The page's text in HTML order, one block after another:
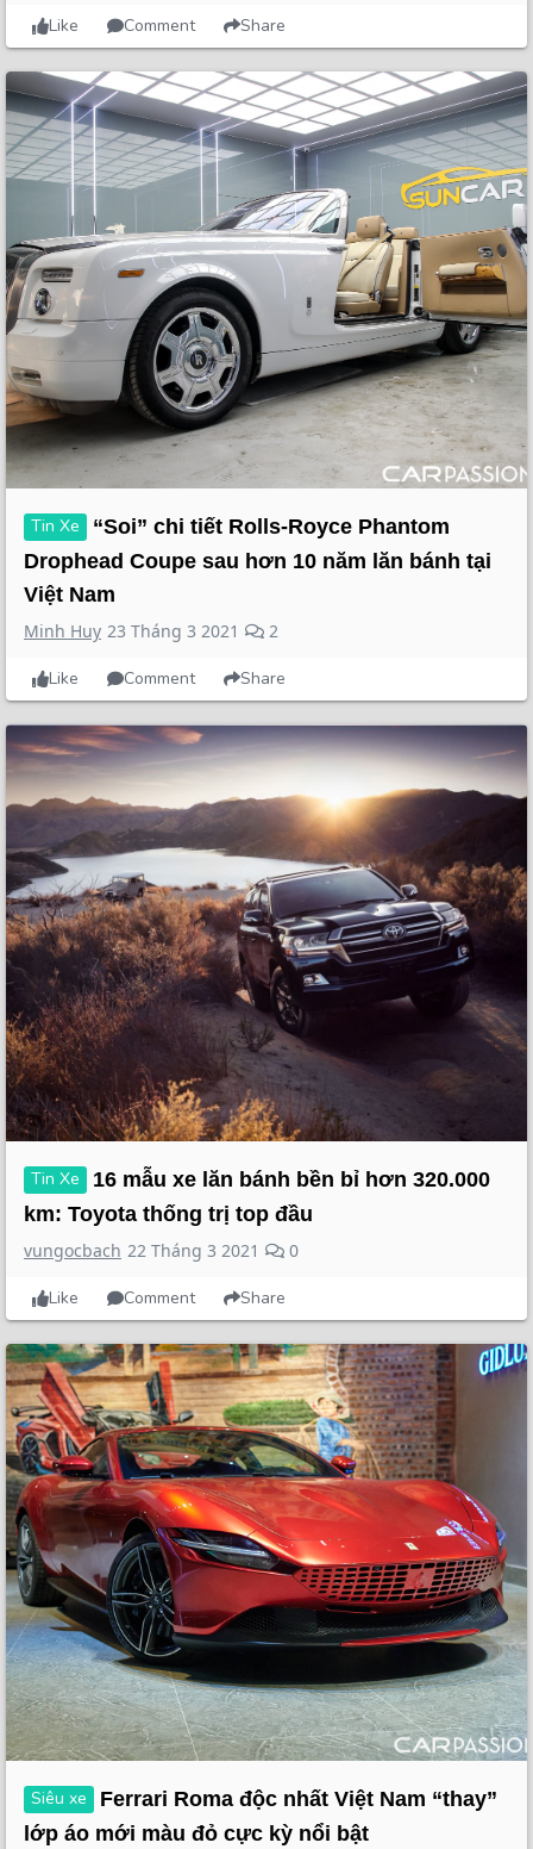
Like Comment Share
Tin Xe
“Soi” chi tiết Rolls-Royce Phantom
Drophead Coupe sau hơn 10 năm lăn bánh tại
Việt Nam
Minh Huy 23 Tháng 3 2021 2
Like Comment Share
Tin Xe
16 mẫu xe lăn bánh bền bỉ hơn 320.000
km: Toyota thống trị top đầu
vungocbach 22 Tháng 3 2021 0
Like Comment Share
Siêu xe
Ferrari Roma độc nhất Việt Nam “thay”
lớp áo mới màu đỏ cực kỳ nổi bật